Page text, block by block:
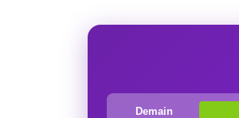
Demain